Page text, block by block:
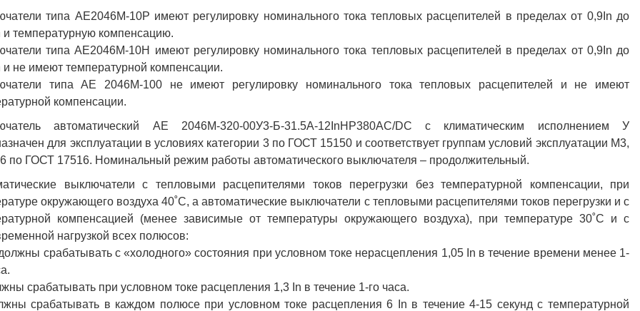
типа АЕ2046М-10Р имеют регулировку номинального тока тепловых расцепителей в пределах от 0,9In до
и температурную компенсацию.
типа АЕ2046М-10Н имеют регулировку номинального тока тепловых расцепителей в пределах от 0,9In до
и не имеют температурной компенсации.
типа АЕ 2046М-100 не имеют регулировку номинального тока тепловых расцепителей и не имеют
компенсации.
автоматический АЕ 2046М-320-00У3-Б-31.5А-12InНР380AC/DC с климатическим исполнением У
для эксплуатации в условиях категории 3 по ГОСТ 15150 и соответствует группам условий эксплуатации М3,
по ГОСТ 17516. Номинальный режим работы автоматического выключателя – продолжительный.
выключатели с тепловыми расцепителями токов перегрузки без температурной компенсации, при
окружающего воздуха 40˚С, а автоматические выключатели с тепловыми расцепителями токов перегрузки и с
компенсацией (менее зависимые от температуры окружающего воздуха), при температуре 30˚С и с
нагрузкой всех полюсов:
срабатывать с «холодного» состояния при условном токе нерасцепления 1,05 In в течение времени менее 1-
срабатывать при условном токе расцепления 1,3 In в течение 1-го часа.
срабатывать в каждом полюсе при условном токе расцепления 6 In в течение 4-15 секунд с температурной